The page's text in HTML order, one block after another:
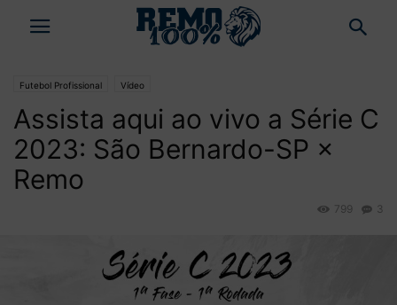
Futebol Profissional Vídeo
Assista aqui ao vivo a Série C
2023: São Bernardo-SP ×
Remo
3
799